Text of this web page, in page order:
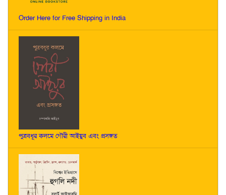
Order Here for Free Shipping in India
পুত্রবধূর কলমে গৌরী আইয়ুব এবং প্রসঙ্গত